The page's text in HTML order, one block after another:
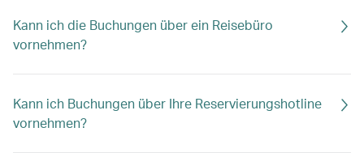
Kann ich die Buchungen über ein Reisebüro
vornehmen?
Kann ich Buchungen über Ihre Reservierungshotline
vornehmen?